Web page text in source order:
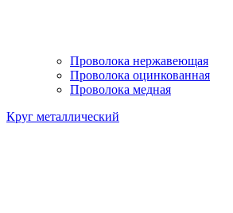
Проволока нержавеющая
Проволока оцинкованная
Проволока медная
Круг металлический